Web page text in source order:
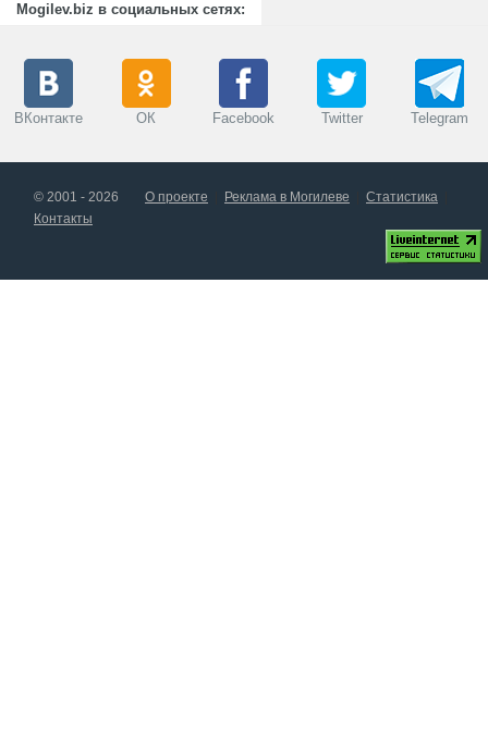
Mogilev.biz в социальных сетях:
ВКонтакте ОК Facebook Twitter Telegram
© 2001 - 2026 О проекте Реклама в Могилеве
Статистика
Контакты